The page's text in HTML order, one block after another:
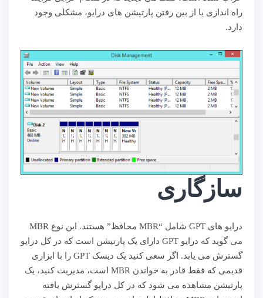
راه اندازی یا از بین رفتن پارتیشن های درایو، مشکلی وجود
دارد.
سازگاری
درایو های GPT شامل “MBR محافظ” هستند. این نوع MBR
می گوید که درایو GPT دارای یک پارتیشن است که در کل درایو
گسترش می یابد. اگر سعی کنید یک دیسک GPT را با ابزاری
قدیمی که فقط قادر به خواندن MBR است، مدیریت کنید، یک
پارتیشن مشاهده می شود که در کل درایو گسترش یافته